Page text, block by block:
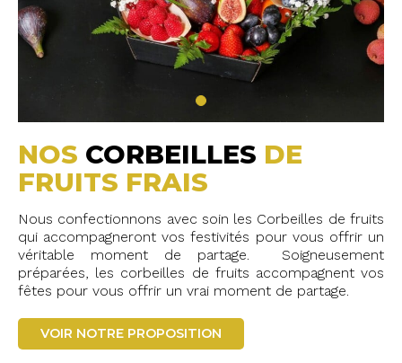
NOS CORBEILLES DE
FRUITS FRAIS
Nous confectionnons avec soin les Corbeilles de fruits
qui accompagneront vos festivités pour vous offrir un
véritable moment de partage. Soigneusement
préparées, les corbeilles de fruits accompagnent vos
fêtes pour vous offrir un vrai moment de partage.
VOIR NOTRE PROPOSITION